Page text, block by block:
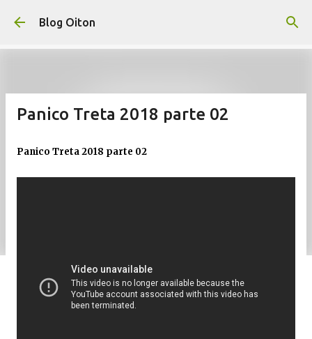
Pular para o conteúdo principal
Blog Oiton
Panico Treta 2018 parte 02
Panico Treta 2018 parte 02